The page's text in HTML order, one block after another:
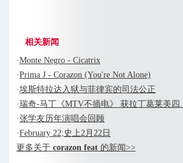
相关新闻
·Monte Negro - Cicatrix
·Prima J - Corazon (You're Not Alone)
·埃斯特拉达入狱与菲律宾的司法公正
·瑞奇-马丁《MTV不插电》 获拉丁葛莱美四...
·张学友历年演唱会回顾
·February 22;史上2月22日
更多关于 corazon feat 的新闻>>